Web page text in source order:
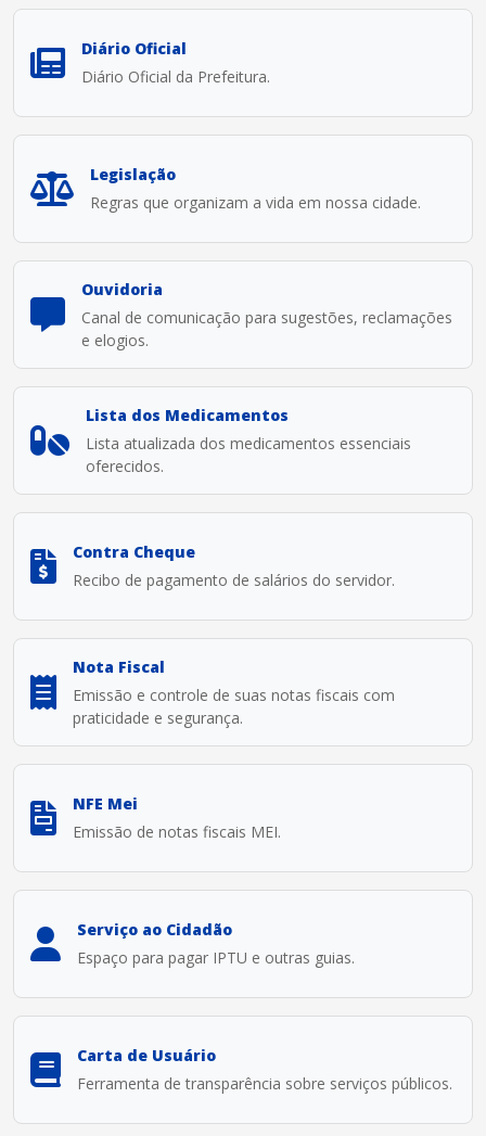
Diário Oficial
Diário Oficial da Prefeitura.
Legislação
Regras que organizam a vida em nossa cidade.
Ouvidoria
Canal de comunicação para sugestões, reclamações
e elogios.
Lista dos Medicamentos
Lista atualizada dos medicamentos essenciais
oferecidos.
Contra Cheque
Recibo de pagamento de salários do servidor.
Nota Fiscal
Emissão e controle de suas notas fiscais com
praticidade e segurança.
NFE Mei
Emissão de notas fiscais MEI.
Serviço ao Cidadão
Espaço para pagar IPTU e outras guias.
Carta de Usuário
Ferramenta de transparência sobre serviços públicos.